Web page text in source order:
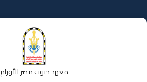
إلى
المحتوى
معهد جنوب مصر للأورام